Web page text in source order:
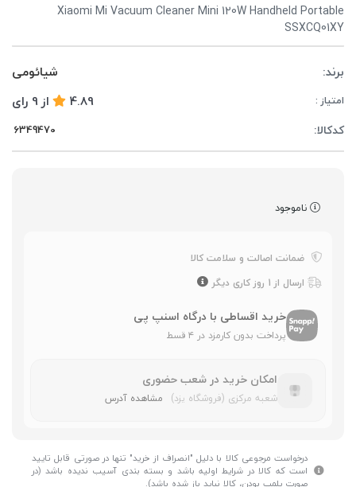
Xiaomi Mi Vacuum Cleaner Mini 120W Handheld Portable
SSXCQ01XY
برند: شیائومی
امتیاز : 4.89 از9 رای
کدکالا:
ناموجود
ضمانت اصالت و سلامت کالا
ارسال از 1 روز کاری دیگر
خرید اقساطی با درگاه اسنپ پی
پرداخت بدون کارمزد در ۴ قسط
امکان خرید در شعب حضوری
شعبه مرکزی (فروشگاه یزد) مشاهده آدرس
درخواست مرجوعی کالا با دلیل "انصراف از خرید" تنها در صورتی قابل تایید
است که کالا در شرایط اولیه باشد و بسته بندی آسیب ندیده باشد (در
صورت پلمپ بودن، کالا نباید باز شده باشد).